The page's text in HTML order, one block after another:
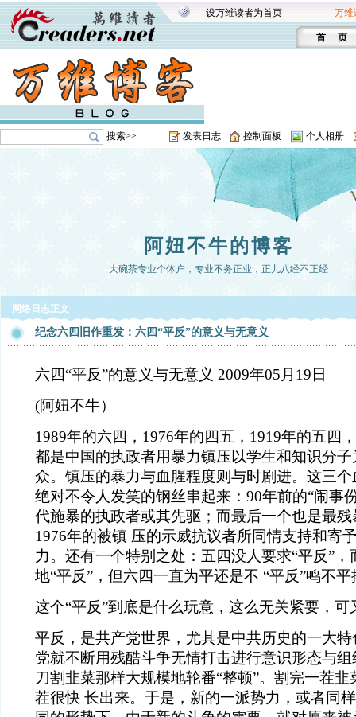
设万维读者为首页 万维
首 页
搜索>> 发表日志 控制面板 个人相册
阿妞不牛的博客
大碗茶专业个体户，专业不务正业，正儿八经不正经
网络日志正文
纪念六四旧作重发：六四“平反”的意义与无意义
六四“平反”的意义与无意义 2009年05月19日
(阿妞不牛）
1989年的六四，1976年的四五，1919年的五四
都是中国的执政者用暴力镇压以学生和知识分
众。镇压的暴力与血腥程度则与时剧进。这三
绝对不令人发笑的钢丝串起来：90年前的“闹事
代施暴的执政者或其先驱；而最后一个也是最
1976年的被镇 压的示威抗议者所同情支持和寄
力。还有一个特别之处：五四没人要求“平反”
地“平反”，但六四一直为平还是不 “平反”鸣不
这个“平反”到底是什么玩意，这么无关紧要，可
平反，是共产党世界，尤其是中共历史的一大
党就不断用残酷斗争无情打击进行意识形态与
刀割韭菜那样大规模地轮番“整顿”。割完一茬
茬很快 长出来。于是，新的一派势力，或者同